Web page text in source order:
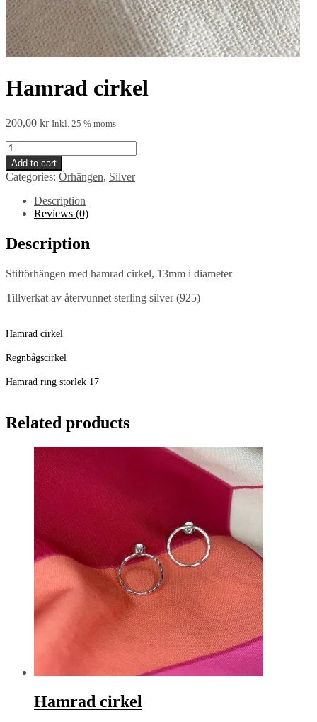
Hamrad cirkel
200,00 kr Inkl. 25 % moms
Hamrad
cirkel
quantity
Add to cart
Categories: Örhängen, Silver
Description
Reviews (0)
Description
Stiftörhängen med hamrad cirkel, 13mm i diameter
Tillverkat av återvunnet sterling silver (925)
Hamrad cirkel
Regnbågscirkel
Hamrad ring storlek 17
Related products
Hamrad cirkel